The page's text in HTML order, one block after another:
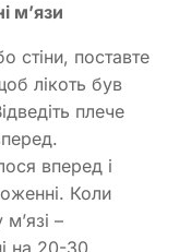
м’язи
стіни, поставте
лікоть був
плече
вперед і
Коли
–